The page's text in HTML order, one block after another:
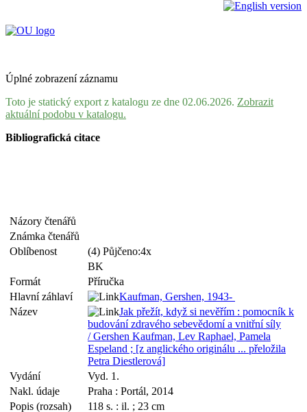
Úplné zobrazení záznamu
Toto je statický export z katalogu ze dne 02.06.2026. Zobrazit
aktuální podobu v katalogu.
Bibliografická citace
Názory čtenářů
Známka čtenářů
Oblíbenost
(4) Půjčeno:4x
BK
Formát
Příručka
Hlavní záhlaví
Kaufman, Gershen, 1943-
Název
Jak přežít, když si nevěřím : pomocník k
budování zdravého sebevědomí a vnitřní síly
/ Gershen Kaufman, Lev Raphael, Pamela
Espeland ; [z anglického originálu ... přeložila
Petra Diestlerová]
Vydání
Vyd. 1.
Nakl. údaje
Praha : Portál, 2014
Popis (rozsah)
118 s. : il. ; 23 cm